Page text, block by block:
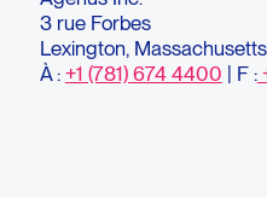
3 rue Forbes
Lexington,
À : +1 (781) 674 4400 | F :